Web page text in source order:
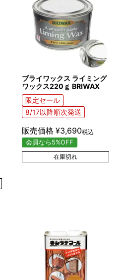
ブライワックス ライミング
ワックス220ｇ BRIWAX
限定セール
8/17以降順次発送
販売価格 ¥3,690税込
会員なら5%OFF
在庫切れ